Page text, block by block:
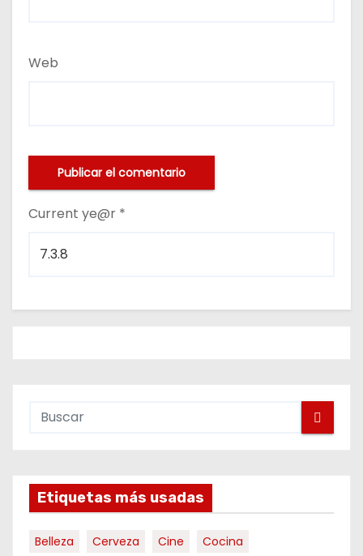
Web
Current ye@r *
Etiquetas más usadas
Belleza Cerveza Cine
Cocina